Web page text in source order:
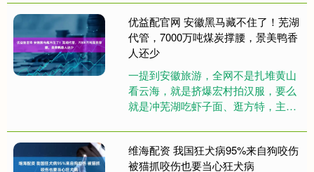
夏夜增添文化清....
优益配官网 安徽黑马藏不住了！芜湖
代管，7000万吨煤炭撑腰，景美鸭香
人还少
一提到安徽旅游，全网不是扎堆黄山
看云海，就是挤爆宏村拍汉服，要么
就是冲芜湖吃虾子面、逛方特，主打
等别人走开，真的会谢！作为带团....
维海配资 我国狂犬病95%来自狗咬伤
被猫抓咬伤也要当心狂犬病